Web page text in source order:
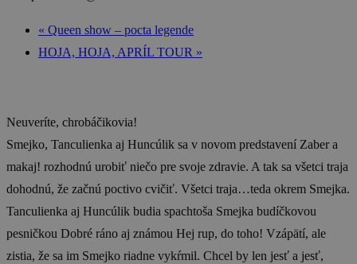
« Queen show – pocta legende
HOJA, HOJA, APRÍL TOUR »
Neuveríte, chrobáčikovia!
Smejko, Tanculienka aj Huncúlik sa v novom predstavení Zaber a
makaj! rozhodnú urobiť niečo pre svoje zdravie. A tak sa všetci traja
dohodnú, že začnú poctivo cvičiť. Všetci traja…teda okrem Smejka.
Tanculienka aj Huncúlik budia spachtoša Smejka budíčkovou
pesničkou Dobré ráno aj známou Hej rup, do toho! Vzápätí, ale
zistia, že sa im Smejko riadne vykŕmil. Chcel by len jesť a jesť,